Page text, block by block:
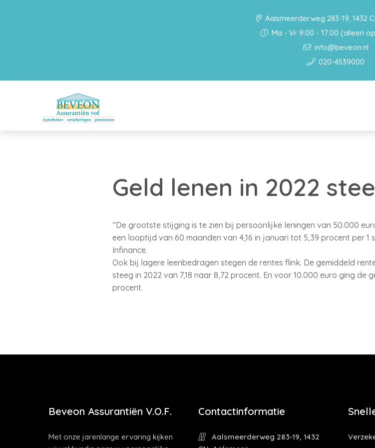
Aalsmeerderweg 283-19, 1432
Ma - Vr 9:00 - 17:00 (alleen
info@beveon.nl
020-4539000
Geld lenen in 2022
“De grootste stijging is te zien bij persoonlijke leningen van 50.000
een looptijd van 60 maanden van 4,16 in januari tot 5,39 procent per 1
Infinance.
Ook bij lagere leenbedragen stegen de rentes flink. De gemiddeld
steeg in 2022 van 7,18 naar 8,72 procent. En voor 10.000 euro ging de
procent.
Beveon Assurantiën V.O.F.
Met onze jarenlange ervaring kijken
Contactinformatie
Aalsmeerderweg 283-19, 1432